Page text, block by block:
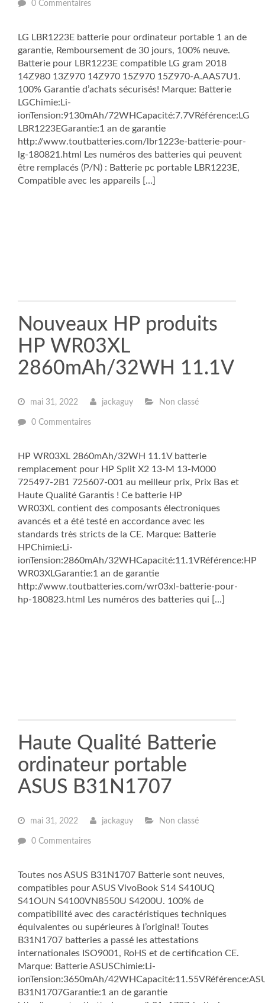
0 Commentaires
LG LBR1223E batterie pour ordinateur portable 1 an de
garantie, Remboursement de 30 jours, 100% neuve.
Batterie pour LBR1223E compatible LG gram 2018
14Z980 13Z970 14Z970 15Z970 15Z970-A.AAS7U1.
100% Garantie d’achats sécurisés! Marque: Batterie
LGChimie:Li-
ionTension:9130mAh/72WHCapacité:7.7VRéférence:LG
LBR1223EGarantie:1 an de garantie
http://www.toutbatteries.com/lbr1223e-batterie-pour-
lg-180821.html Les numéros des batteries qui peuvent
être remplacés (P/N) : Batterie pc portable LBR1223E,
Compatible avec les appareils […]
Nouveaux HP produits
HP WR03XL
2860mAh/32WH 11.1V
mai 31, 2022 jackaguy Non classé
0 Commentaires
HP WR03XL 2860mAh/32WH 11.1V batterie
remplacement pour HP Split X2 13-M 13-M000
725497-2B1 725607-001 au meilleur prix, Prix Bas et
Haute Qualité Garantis ! Ce batterie HP
WR03XL contient des composants électroniques
avancés et a été testé en accordance avec les
standards très stricts de la CE. Marque: Batterie
HPChimie:Li-
ionTension:2860mAh/32WHCapacité:11.1VRéférence:HP
WR03XLGarantie:1 an de garantie
http://www.toutbatteries.com/wr03xl-batterie-pour-
hp-180823.html Les numéros des batteries qui […]
Haute Qualité Batterie
ordinateur portable
ASUS B31N1707
mai 31, 2022 jackaguy Non classé
0 Commentaires
Toutes nos ASUS B31N1707 Batterie sont neuves,
compatibles pour ASUS VivoBook S14 S410UQ
S41OUN S4100VN8550U S4200U. 100% de
compatibilité avec des caractéristiques techniques
équivalentes ou supérieures à l’original! Toutes
B31N1707 batteries a passé les attestations
internationales ISO9001, RoHS et de certification CE.
Marque: Batterie ASUSChimie:Li-
ionTension:3650mAh/
B31N1707Garantie:1 an de garantie